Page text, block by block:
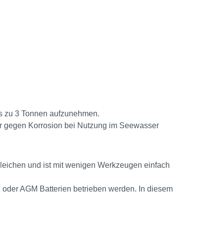
3 Tonnen aufzunehmen.
gegen Korrosion bei Nutzung im Seewasser
und ist mit wenigen Werkzeugen einfach
AGM Batterien betrieben werden. In diesem